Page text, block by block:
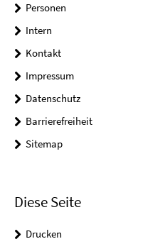
Personen
Intern
Kontakt
Impressum
Datenschutz
Barrierefreiheit
Sitemap
Diese Seite
Drucken